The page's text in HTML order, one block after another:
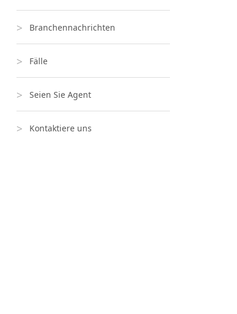
Branchennachrichten
Fälle
Seien Sie Agent
Kontaktiere uns